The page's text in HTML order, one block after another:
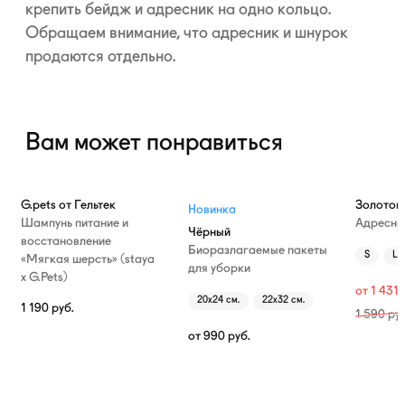
крепить бейдж и адресник на одно кольцо.
Обращаем внимание, что адресник и шнурок
продаются отдельно.
Вам может понравиться
G.pets от Гельтек
Шампунь питание и
восстановление
«Мягкая шерсть» (staya
х G.Pets)
1 190 руб.
Новинка
Чёрный
Биоразлагаемые пакеты
для уборки
20х24 см. 22х32 см.
от 990 руб.
Золотой
S L
от 1 431
1 590